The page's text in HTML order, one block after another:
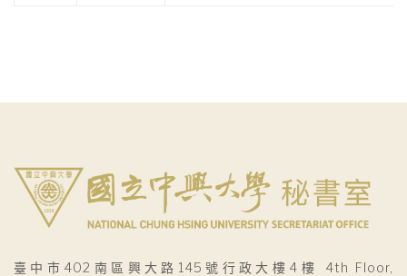
臺中市402南區興大路145號行政大樓4樓 4th Floor,